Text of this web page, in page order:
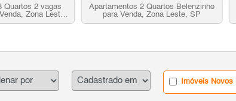
Quartos 2 vagas
Zona Leste,
Apartamentos 2 Quartos Belenzinho
para Venda, Zona Leste, SP
Imóveis Novos